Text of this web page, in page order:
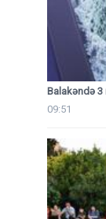
Balakəndə 3
09:51